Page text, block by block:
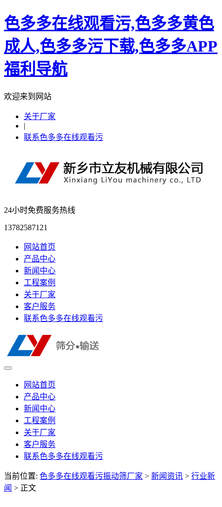
色多多在线观看污,色多多黄色
成人,色多多污下载,色多多APP
福利导航
欢迎来到网站
关于厂家
|
联系色多多在线观看污
24小时免费服务热线
13782587121
网站首页
产品中心
新闻中心
工程案例
关于厂家
客户服务
联系色多多在线观看污
网站首页
产品中心
新闻中心
工程案例
关于厂家
客户服务
联系色多多在线观看污
当前位置: 色多多在线观看污振动筛厂家 > 新闻资讯 > 行业新
闻 > 正文